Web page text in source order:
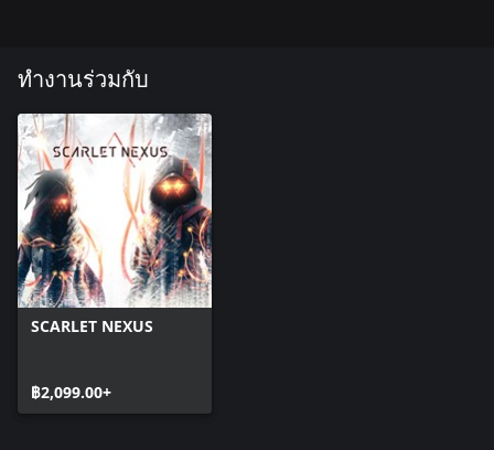
ทำงานร่วมกับ
SCARLET NEXUS
฿2,099.00+